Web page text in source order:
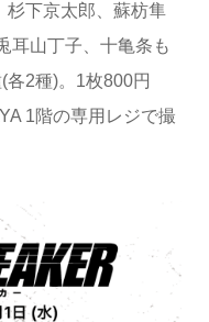
下京太郎、蘇枋隼
耳山丁子、十亀条も
2種)。1枚800円
1階の専用レジで撮